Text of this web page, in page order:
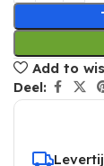
Add to
Deel: